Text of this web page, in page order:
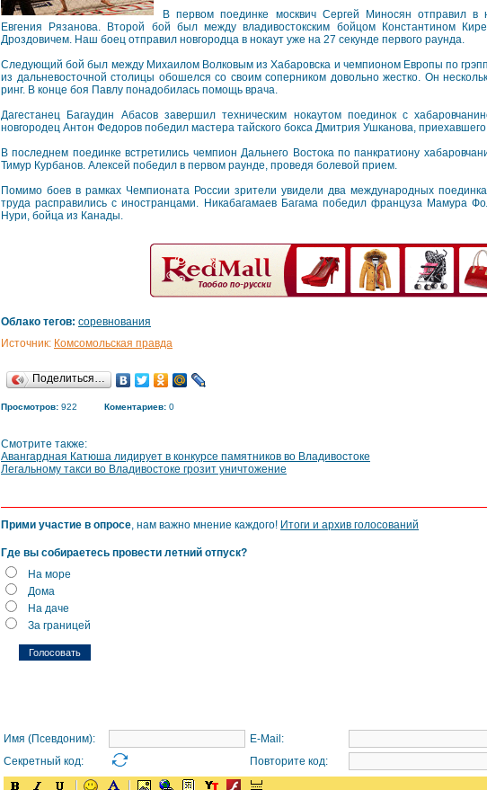
В первом поединке москвич Сергей Миносян отправил в
Евгения Рязанова. Второй бой был между владивостокским бойцом Константином
Дроздовичем. Наш боец отправил новгородца в нокаут уже на 27 секунде первого раунда.
Следующий бой был между Михаилом Волковым из Хабаровска и чемпионом Европы по
из дальневосточной столицы обошелся со своим соперником довольно жестко. Он
ринг. В конце боя Павлу понадобилась помощь врача.
Дагестанец Багаудин Абасов завершил техническим нокаутом поединок с
новгородец Антон Федоров победил мастера тайского бокса Дмитрия Ушканова,
В последнем поединке встретились чемпион Дальнего Востока по панкратиону
Тимур Курбанов. Алексей победил в первом раунде, проведя болевой прием.
Помимо боев в рамках Чемпионата России зрители увидели два международных
труда расправились с иностранцами. Никабагамаев Багама победил француза Мамура
Нури, бойца из Канады.
Облако тегов: соревнования
Источник: Комсомольская правда
Поделиться…
Просмотров: 922 Коментариев: 0
Смотрите также:
Авангардная Катюша лидирует в конкурсе памятников во Владивостоке
Легальному такси во Владивостоке грозит уничтожение
Прими участие в опросе, нам важно мнение каждого! Итоги и архив голосований
Где вы собираетесь провести летний отпуск?
На море
Дома
На даче
За границей
Имя (Псевдоним):
E-Mail:
Секретный код:
Повторите код: